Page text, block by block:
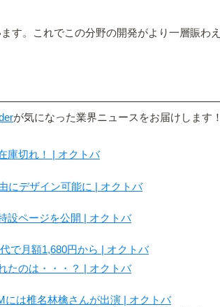
す。これでこの分野の開発がより一層賑わ
が気になった業界ニュースをお届けします！
庫切れ！ | オクトバ
にデザイン可能に | オクトバ
設ページを公開 | オクトバ
で月額1,680円から | オクトバ
たのは・・・？ | オクトバ
には椎名林檎さんが出演 | オクトバ